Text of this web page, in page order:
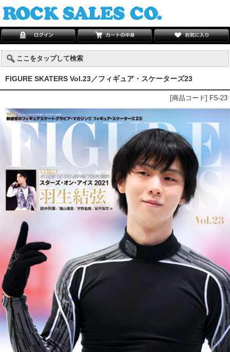
ここをタップして検索
FIGURE SKATERS Vol.23／フィギュア・スケーターズ23
[商品コード] FS-23